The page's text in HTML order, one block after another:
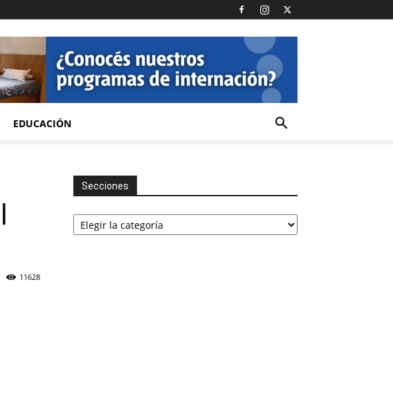
EDUCACIÓN
11628
Secciones
Secciones